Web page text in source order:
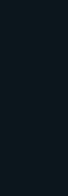
276 BGB.
von
17; auch
1998, § 8
durch
der Fahrrinne
bis
in
1989,
das
einem
oder mit